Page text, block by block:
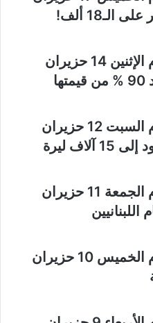
سعر الدولار في لبنان اليوم الإثنين 14 حزيران
سعر الدولار في لبنان اليوم السبت 12 حزيران
سعر الدولار في لبنان اليوم الجمعة 11 حزيران
سعر الدولار في لبنان اليوم الخميس 10 حزيران